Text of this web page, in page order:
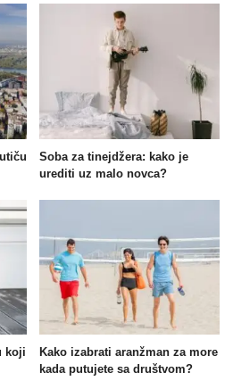
Soba za tinejdžera: kako je
urediti uz malo novca?
koji
Kako izabrati aranžman za more
kada putujete sa društvom?